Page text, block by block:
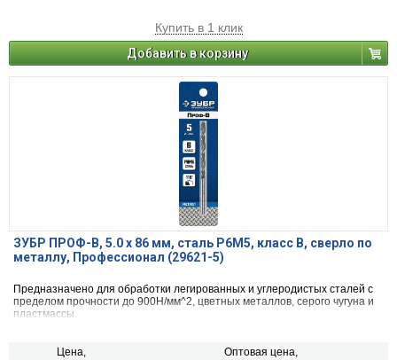
Купить в 1 клик
Добавить в корзину
ЗУБР ПРОФ-В, 5.0 х 86 мм, сталь Р6М5, класс В, сверло по
металлу, Профессионал (29621-5)
Предназначено для обработки легированных и углеродистых сталей с
пределом прочности до 900Н/мм^2, цветных металлов, серого чугуна и
пластмассы.
Цена, Оптовая цена,